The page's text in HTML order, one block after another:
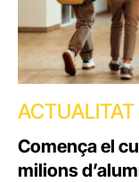
ACTUALITAT
Comença el
milions